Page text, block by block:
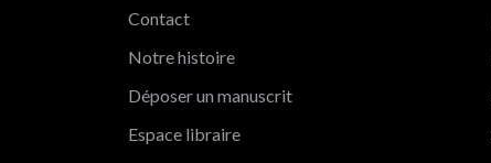
Contact
Notre histoire
Déposer un manuscrit
Espace libraire